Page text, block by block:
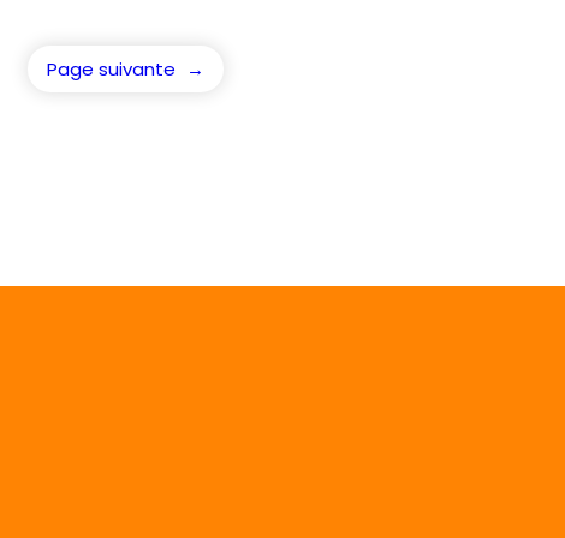
Page suivante →